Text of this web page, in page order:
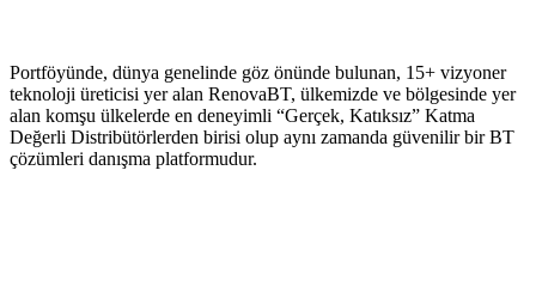
Portföyünde, dünya genelinde göz önünde bulunan, 15+ vizyoner
teknoloji üreticisi yer alan RenovaBT, ülkemizde ve bölgesinde yer
alan komşu ülkelerde en deneyimli “Gerçek, Katıksız” Katma
Değerli Distribütörlerden birisi olup aynı zamanda güvenilir bir BT
çözümleri danışma platformudur.